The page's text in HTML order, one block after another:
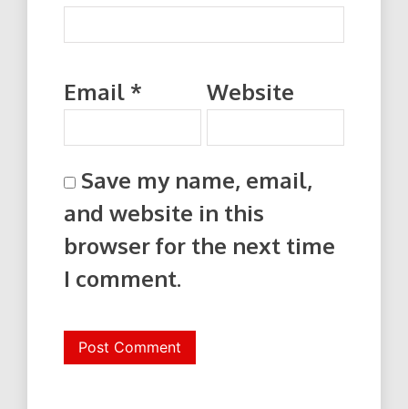
Email * Website
Save my name, email,
and website in this
browser for the next time
I comment.